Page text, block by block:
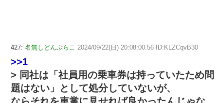
427: 名無しどんぶらこ 2024/09/22(日) 20:08:00.56 ID:KLZCqvB30
>>1
> 同社は「社員用の乗車券は持っていたため問
題はない」として処分していないが、
ならそれを車掌に見せれば良かったんじゃな